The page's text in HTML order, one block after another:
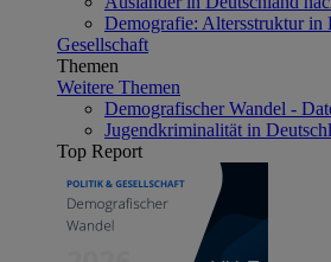
Demografie: Altersstruktur in
Gesellschaft
Themen
Weitere Themen
Demografischer Wandel -
Jugendkriminalität in
Top Report